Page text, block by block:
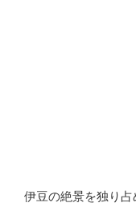
伊豆の絶景を独り